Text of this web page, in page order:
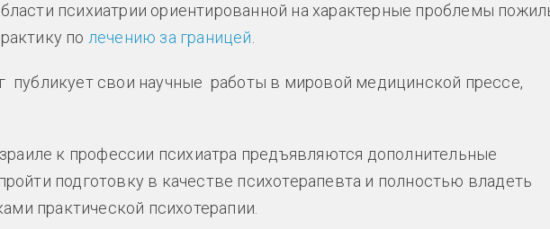
психиатрии ориентированной на характерные проблемы
по лечению за границей.
публикует свои научные работы в мировой медицинской прессе,
к профессии психиатра предъявляются дополнительные
подготовку в качестве психотерапевта и полностью владеть
практической психотерапии.